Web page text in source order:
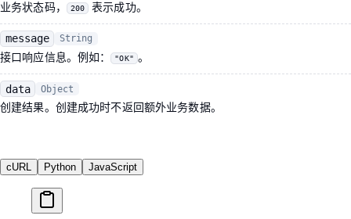
业务状态码， 200 表示成功。
message String
接口响应信息。例如： "OK" 。
data Object
创建结果。创建成功时不返回额外业务数据。
cURL Python JavaScript